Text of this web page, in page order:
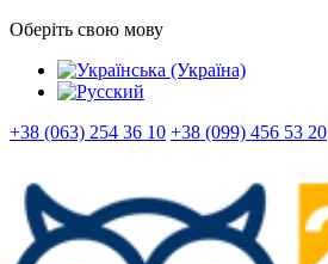
Оберіть свою мову
+38 (063) 254 36 10 +38 (099) 456 53 20